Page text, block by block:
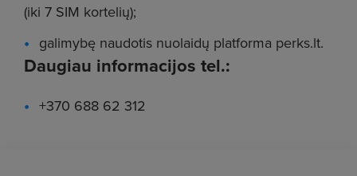
(iki 7 SIM kortelių);
galimybę naudotis nuolaidų platforma perks.lt.
Daugiau informacijos tel.:
+370 688 62 312